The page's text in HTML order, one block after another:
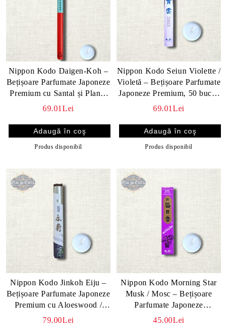
Nippon Kodo Daigen-Koh –
Bețișoare Parfumate Japoneze
Premium cu Santal și Plante
Aromatice, 30 buc.
69.01Lei
Produs disponibil
Nippon Kodo Seiun Violette /
Violetă – Bețișoare Parfumate
Japoneze Premium, 50 buc. /
30 min
69.01Lei
Produs disponibil
Nippon Kodo Jinkoh Eiju –
Bețișoare Parfumate Japoneze
Premium cu Aloeswood /
Agarwood, 50 buc.
79.00Lei
Nippon Kodo Morning Star
Musk / Mosc – Bețișoare
Parfumate Japoneze
Premium, 50 buc.
45.00Lei